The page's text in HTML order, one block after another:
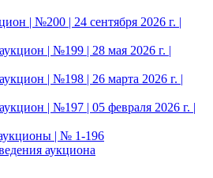
| №200 | 24 сентября 2026 г. |
| №199 | 28 мая 2026 г. |
| №198 | 26 марта 2026 г. |
| №197 | 05 февраля 2026 г. |
| № 1-196
аукциона